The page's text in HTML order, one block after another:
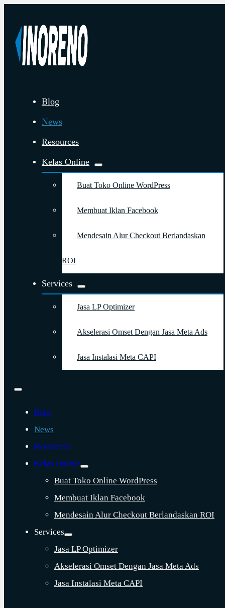
Blog
News
Resources
Kelas Online
Buat Toko Online WordPress
Membuat Iklan Facebook
Mendesain Alur Checkout Berlandaskan
ROI
Services
Jasa LP Optimizer
Akselerasi Omset Dengan Jasa Meta Ads
Jasa Instalasi Meta CAPI
Blog
News
Resources
Kelas Online
Buat Toko Online WordPress
Membuat Iklan Facebook
Mendesain Alur Checkout Berlandaskan ROI
Services
Jasa LP Optimizer
Akselerasi Omset Dengan Jasa Meta Ads
Jasa Instalasi Meta CAPI